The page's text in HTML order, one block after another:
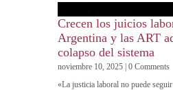
Crecen los juicios
Argentina y las ART
colapso del sistema
noviembre 10, 2025 | 0 Comments
«La justicia laboral no puede